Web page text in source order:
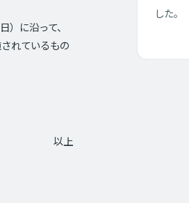
日）に沿って、
れているもの
以上
した。